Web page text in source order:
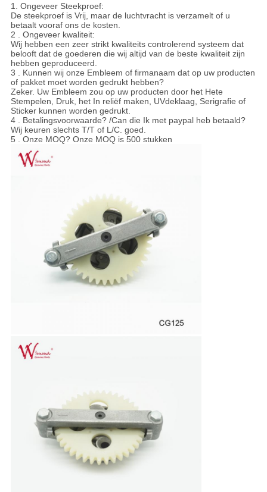
1. Ongeveer Steekproef:
De steekproef is Vrij, maar de luchtvracht is verzamelt of u
betaalt vooraf ons de kosten.
2 . Ongeveer kwaliteit:
Wij hebben een zeer strikt kwaliteits controlerend systeem dat
belooft dat de goederen die wij altijd van de beste kwaliteit zijn
hebben geproduceerd.
3 . Kunnen wij onze Embleem of firmanaam dat op uw producten
of pakket moet worden gedrukt hebben?
Zeker. Uw Embleem zou op uw producten door het Hete
Stempelen, Druk, het In reliëf maken, UVdeklaag, Serigrafie of
Sticker kunnen worden gedrukt.
4 . Betalingsvoorwaarde? /Can die Ik met paypal heb betaald?
Wij keuren slechts T/T of L/C. goed.
5 . Onze MOQ? Onze MOQ is 500 stukken